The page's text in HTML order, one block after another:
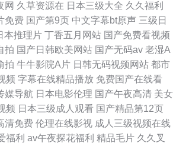
网 久草资源在 日本三级大全 久久福利
免费 国产第9页 中文字幕bt原声 三级日
本推理片 丁香五月网站 国产免费看视频
拍 国产日韩欧美网站 国产无码av 老湿A
拍 牛牛影院A片 日韩无码视频网站 都市
频 字幕在线精品播放 免费国产在线看
媒导航 日本电影伦理 国产午夜高清 美女
频 日本三级成人观看 国产精品第12页
清免费 伦理在线影视 成人三级视频在线
福利 av午夜探花福利 精品毛片 久久叉